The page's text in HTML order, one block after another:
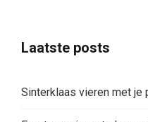
Laatste posts
Sinterklaas vieren met je